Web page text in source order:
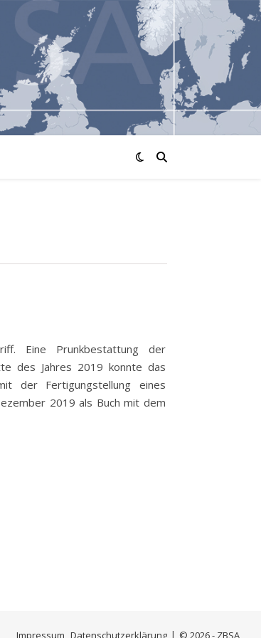
Eine Prunkbestattung der
des Jahres 2019 konnte das
der Fertigungstellung eines
2019 als Buch mit dem
© 2026 - ZBSA
Impressum Datenschutzerklärung